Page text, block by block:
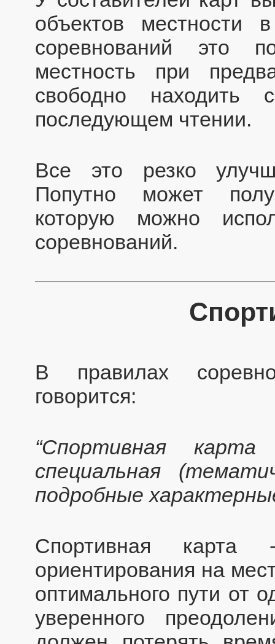
объектов местности
соревнований это
местность при
свободно находить
последующем чтении.
Все это резко
Попутно может
которую можно
соревнований.
В правилах
говорится:
“Спортивная
специальная
подробные
Спортивная карта
ориентирования на
оптимального пути от
уверенного